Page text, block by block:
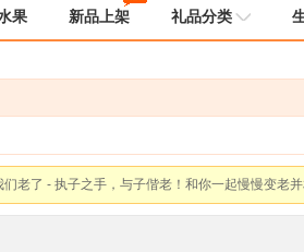
果 新品上架 礼品分类
去衣混合果仁 - 小袋分装 方便保存携带
们老了 - 执子之手，与子偕老！和你一起慢慢变老
们老了 - 执子之手，与子偕老！和你一起慢慢变老
针织 毛线花束 - 永不凋谢的花朵